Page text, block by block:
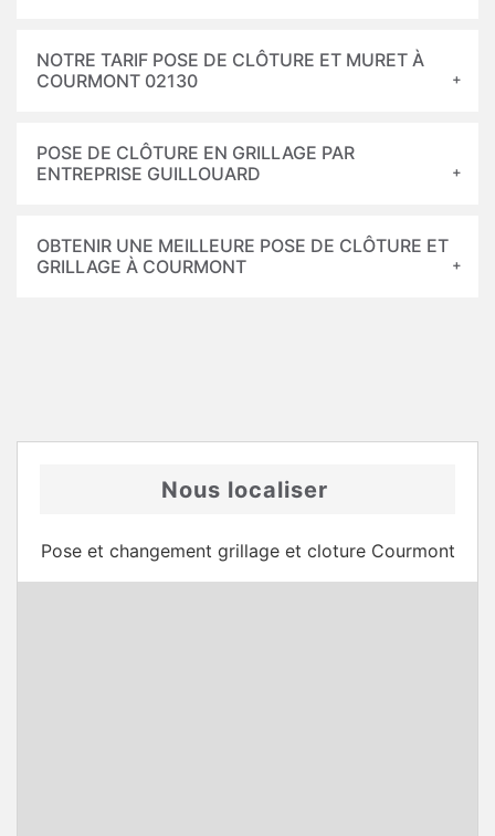
NOTRE TARIF POSE DE CLÔTURE ET MURET À
COURMONT 02130
POSE DE CLÔTURE EN GRILLAGE PAR
ENTREPRISE GUILLOUARD
OBTENIR UNE MEILLEURE POSE DE CLÔTURE ET
GRILLAGE À COURMONT
Nous localiser
Pose et changement grillage et cloture Courmont